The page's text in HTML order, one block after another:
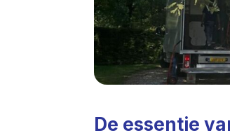
De essentie